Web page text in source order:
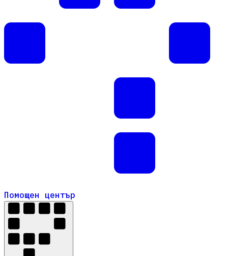
Помощен център
Помощен център